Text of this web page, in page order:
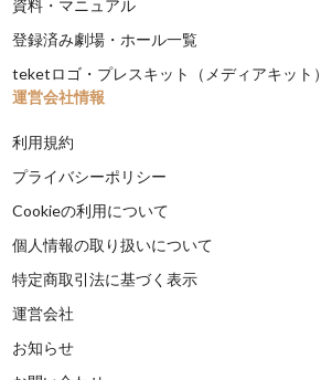
資料・マニュアル
登録済み劇場・ホール一覧
teketロゴ・プレスキット（メディアキット）
運営会社情報
利用規約
プライバシーポリシー
Cookieの利用について
個人情報の取り扱いについて
特定商取引法に基づく表示
運営会社
お知らせ